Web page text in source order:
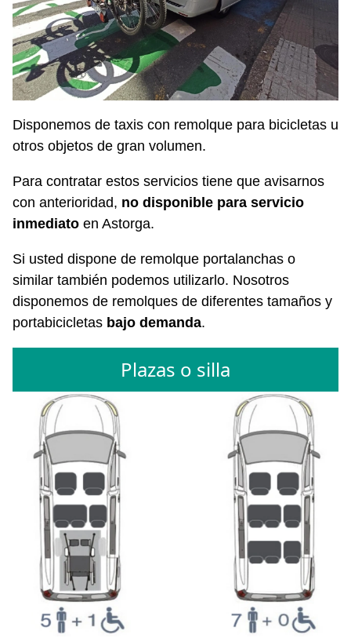
Disponemos de taxis con remolque para bicicletas u
otros objetos de gran volumen.
Para contratar estos servicios tiene que avisarnos
con anterioridad, no disponible para servicio
inmediato en Astorga.
Si usted dispone de remolque portalanchas o
similar también podemos utilizarlo. Nosotros
disponemos de remolques de diferentes tamaños y
portabicicletas bajo demanda.
Plazas o silla